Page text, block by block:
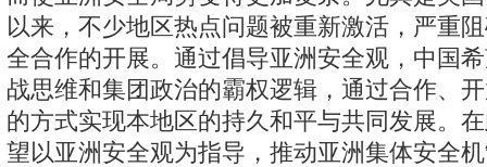
以来，不少地区热点问题被重新激活，严重
全合作的开展。通过倡导亚洲安全观，中国
战思维和集团政治的霸权逻辑，通过合作、
的方式实现本地区的持久和平与共同发展。
望以亚洲安全观为指导，推动亚洲集体安全